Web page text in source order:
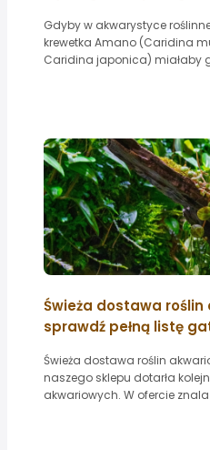
Gdyby w akwarystyce
krewetka Amano (Caridina
Caridina japonica) miałaby
Świeża dostawa
sprawdź pełną listę
Świeża dostawa roślin
naszego sklepu dotarła
akwariowych. W ofercie